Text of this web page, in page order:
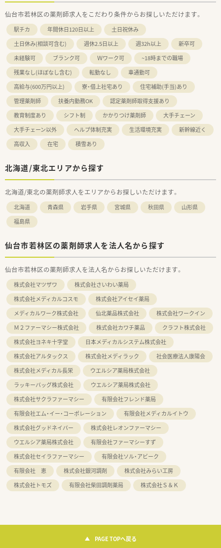
仙台市若林区の薬剤師求人をこだわり条件からお探しいただけます。
駅チカ 年間休日120日以上
土日祝休み
土日休み(相談可含む)
週休2.5日以上 週32h以上
新卒可
未経験可
ブランク可 Ｗワーク可
~18時までの職場
残業なし(ほぼなし含む)
転勤なし
車通勤可
高給与(600万円以上)
寮・借上社宅あり
住宅補助(手当)あり
管理薬剤師
扶養内勤務OK
認定薬剤師取得支援あり
教育制度あり
シフト制 かかりつけ薬剤師
大手チェーン
大手チェーン以外
ヘルプ体制充実 生活環境充実
新幹線近く
高収入
在宅 積雪あり
北海道/東北エリアから探す
北海道/東北の薬剤師求人をエリアからお探しいただけます。
北海道 青森県 岩手県 宮城県 秋田県
山形県
福島県
仙台市若林区の薬剤師求人を法人名から探す
仙台市若林区の薬剤師求人を法人名からお探しいただけます。
株式会社マツザワ
株式会社さいわい薬局
株式会社メディカルコスモ
株式会社アイセイ薬局
メディカルワーク株式会社
仙北薬品株式会社
株式会社ワークイン
Ｍ２ファーマシー株式会社
株式会社カワチ薬品
クラフト株式会社
株式会社ヨネキ十字堂
日本メディカルシステム株式会社
株式会社アルタックス
株式会社メディラック
社会医療法人康陽会
株式会社メディカル長栄
ウエルシア薬局株式会社
ラッキーバッグ株式会社
ウエルシア薬局株式会社
株式会社サクラファーマシー
有限会社フレンド薬局
有限会社エム・イー・コーポレーション
有限会社メディカルイトウ
株式会社グッドネイバー
株式会社レオンファーマシー
ウエルシア薬局株式会社
有限会社ファーマシーすず
株式会社セイラファーマシー
有限会社ソル・アビーク
有限会社 恵
株式会社銀河調剤
株式会社みらい工房
株式会社トモズ
有限会社柴田調剤薬局 株式会社Ｓ＆Ｋ
PAGE TOPへ戻る